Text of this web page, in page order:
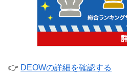
👉 DEOWの詳細を確認する